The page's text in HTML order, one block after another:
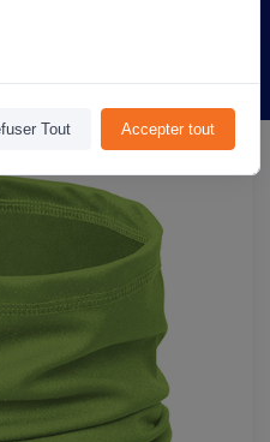
Tout Accepter tout